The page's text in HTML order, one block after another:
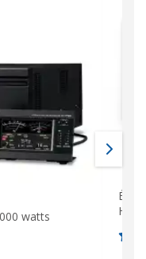
watts
HF /